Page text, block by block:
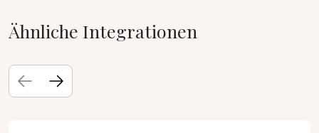
Ähnliche Integrationen